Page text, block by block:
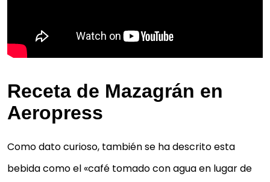
Receta de Mazagrán en
Aeropress
Como dato curioso, también se ha descrito esta
bebida como el «café tomado con agua en lugar de